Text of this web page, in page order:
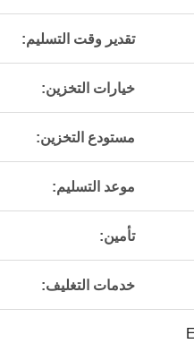
تقدير وقت التسليم:
خيارات التخزين:
مستودع التخزين:
موعد التسليم:
تأمين:
خدمات التغليف: